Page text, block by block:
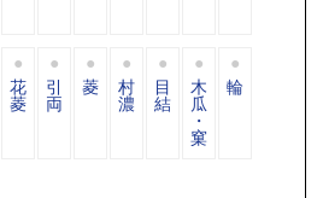
花
菱
引
両
菱 村
濃
目
結
木
瓜
・
窠
輪